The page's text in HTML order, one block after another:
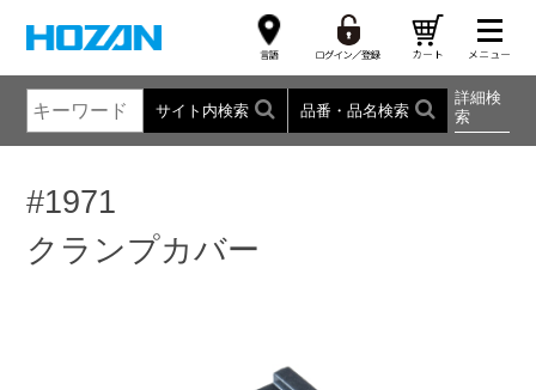
サイト内検索 品番・品名検索
詳細検
索
#1971
クランプカバー